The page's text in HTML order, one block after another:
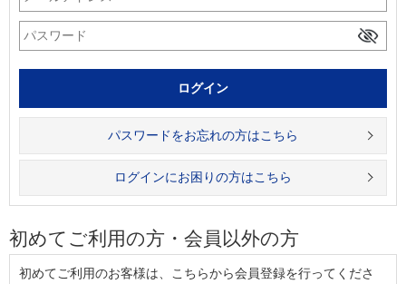
パスワードをお忘れの方はこちら
ログインにお困りの方はこちら
初めてご利用の方・会員以外の方
初めてご利用のお客様は、こちらから会員登録を行ってくださ